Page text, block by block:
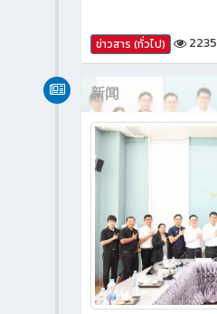
ข่าวสาร (ทั่วไป) 2235
新闻